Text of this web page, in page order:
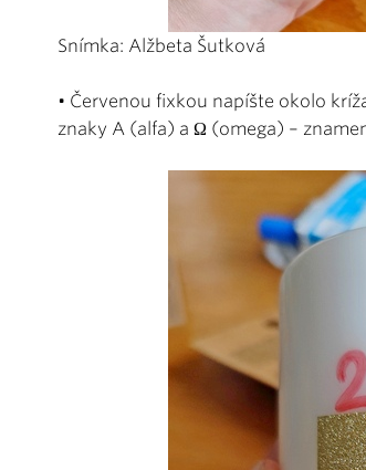
Snímka: Alžbeta Šutková
• Červenou fixkou napíšte okolo
znaky A (alfa) a Ω (omega) –